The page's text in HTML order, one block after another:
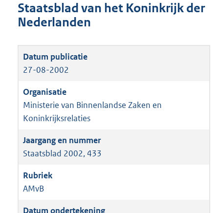
Staatsblad van het Koninkrijk der
Nederlanden
27-08-2002
Ministerie van Binnenlandse Zaken en
Koninkrijksrelaties
Staatsblad 2002, 433
AMvB